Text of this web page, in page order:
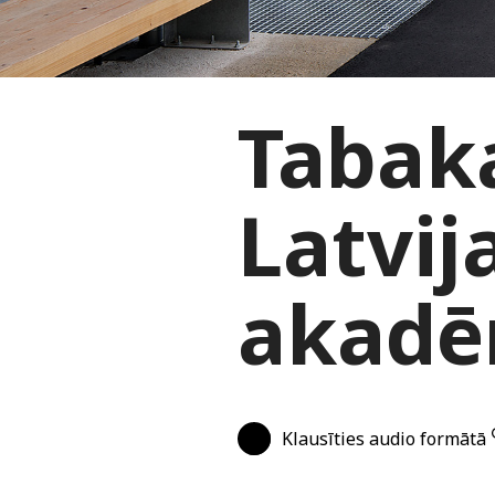
Klausīties audio formātā